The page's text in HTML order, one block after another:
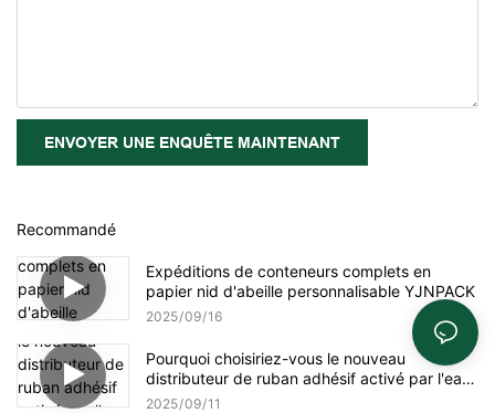
ENVOYER UNE ENQUÊTE MAINTENANT
Recommandé
Expéditions de conteneurs complets en
papier nid d'abeille personnalisable YJNPACK
2025 09 16
Pourquoi choisiriez-vous le nouveau
distributeur de ruban adhésif activé par l'eau
amélioré NT-AT 3.0 ?
2025 09 11